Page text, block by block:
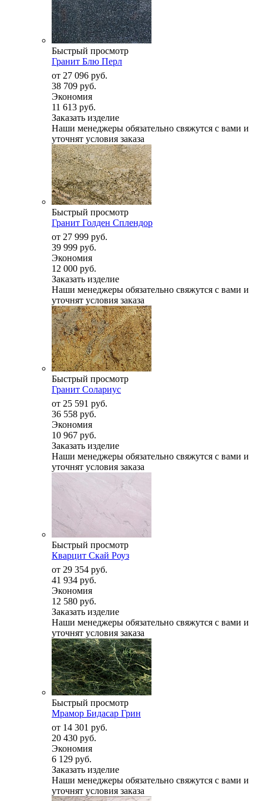
Быстрый просмотр
Гранит Блю Перл
от 27 096 руб.
38 709 руб.
Экономия
11 613 руб.
Заказать изделие
Наши менеджеры обязательно свяжутся с вами и
уточнят условия заказа
Быстрый просмотр
Гранит Голден Сплендор
от 27 999 руб.
39 999 руб.
Экономия
12 000 руб.
Заказать изделие
Наши менеджеры обязательно свяжутся с вами и
уточнят условия заказа
Быстрый просмотр
Гранит Солариус
от 25 591 руб.
36 558 руб.
Экономия
10 967 руб.
Заказать изделие
Наши менеджеры обязательно свяжутся с вами и
уточнят условия заказа
Быстрый просмотр
Кварцит Скай Роуз
от 29 354 руб.
41 934 руб.
Экономия
12 580 руб.
Заказать изделие
Наши менеджеры обязательно свяжутся с вами и
уточнят условия заказа
Быстрый просмотр
Мрамор Бидасар Грин
от 14 301 руб.
20 430 руб.
Экономия
6 129 руб.
Заказать изделие
Наши менеджеры обязательно свяжутся с вами и
уточнят условия заказа